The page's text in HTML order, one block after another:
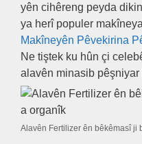
yên cihêreng peyda
ya herî populer
Makîneyên Pêvekirina
Ne tiştek ku hûn çi
alavên minasib pêşniyar
Alavên Fertilizer ên bêkêmasî ji